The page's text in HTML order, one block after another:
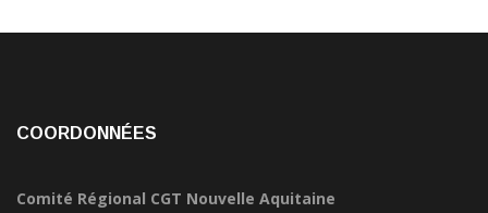
COORDONNÉES
Comité Régional CGT Nouvelle Aquitaine